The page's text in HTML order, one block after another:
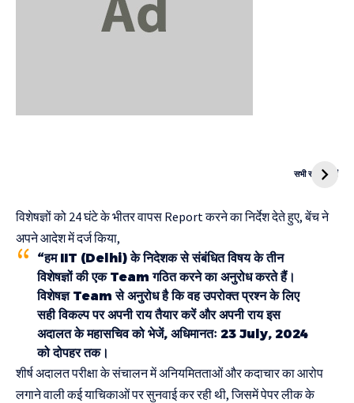
सभी स्टोरी देखें
Kanya Vivah
विशेषज्ञों को 24 घंटे के भीतर वापस Report करने का निर्देश देते हुए, बेंच ने
अपने आदेश में दर्ज किया,
“हम IIT (Delhi) के निदेशक से संबंधित विषय के तीन
विशेषज्ञों की एक Team गठित करने का अनुरोध करते हैं।
विशेषज्ञ Team से अनुरोध है कि वह उपरोक्त प्रश्न के लिए
सही विकल्प पर अपनी राय तैयार करें और अपनी राय इस
अदालत के महासचिव को भेजें, अधिमानतः 23 July, 2024
को दोपहर तक।
शीर्ष अदालत परीक्षा के संचालन में अनियमितताओं और कदाचार का आरोप
लगाने वाली कई याचिकाओं पर सुनवाई कर रही थी, जिसमें पेपर लीक के